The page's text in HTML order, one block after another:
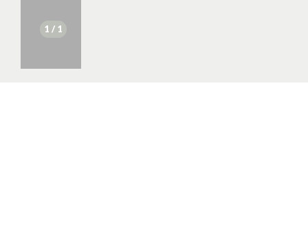
1 / 1